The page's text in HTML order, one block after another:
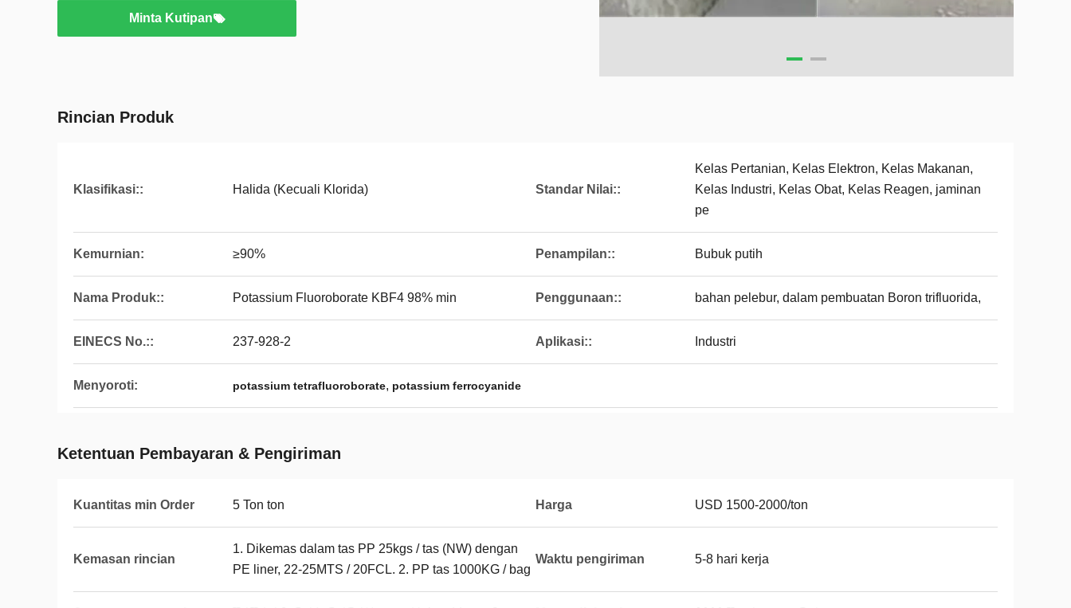
Minta Kutipan
Rincian Produk
Klasifikasi:: Halida (Kecuali Klorida) Standar Nilai::
Kelas Pertanian, Kelas Elektron, Kelas Makanan,
Kelas Industri, Kelas Obat, Kelas Reagen, jaminan
pe
Kemurnian: ≥90% Penampilan:: Bubuk putih
Nama Produk:: Potassium Fluoroborate KBF4 98% min Penggunaan:: bahan pelebur, dalam pembuatan Boron trifluorida,
EINECS No.:: 237-928-2 Aplikasi:: Industri
Menyoroti: potassium tetrafluoroborate, potassium ferrocyanide
Ketentuan Pembayaran & Pengiriman
Kuantitas min Order 5 Ton ton Harga USD 1500-2000/ton
Kemasan rincian
1. Dikemas dalam tas PP 25kgs / tas (NW) dengan
PE liner, 22-25MTS / 20FCL. 2. PP tas 1000KG / bag
Waktu pengiriman 5-8 hari kerja